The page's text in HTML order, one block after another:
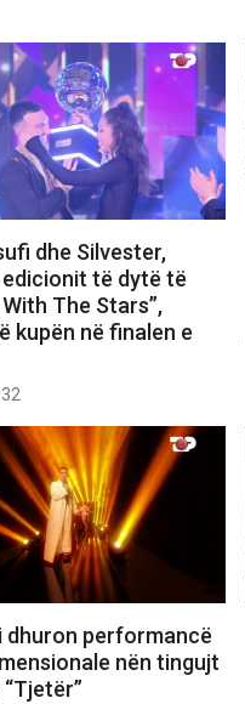
dhe Silvester,
të dytë të
The Stars”,
kupën në finalen e
dhuron performancë
nën tingujt